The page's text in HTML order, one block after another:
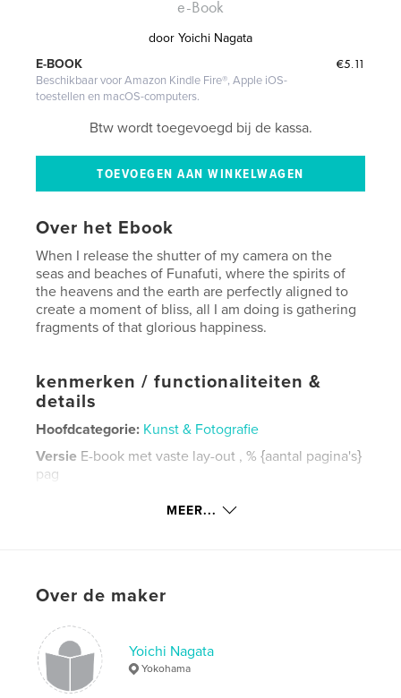
e-Book
door Yoichi Nagata
€5.11
E-BOOK
Beschikbaar voor Amazon Kindle Fire®, Apple iOS-
toestellen en macOS-computers.
Btw wordt toegevoegd bij de kassa.
Over het Ebook
When I release the shutter of my camera on the
seas and beaches of Funafuti, where the spirits of
the heavens and the earth are perfectly aligned to
create a moment of bliss, all I am doing is gathering
fragments of that glorious happiness.
kenmerken / functionaliteiten &
details
Hoofdcategorie: Kunst & Fotografie
Versie E-book met vaste lay-out , % {aantal pagina's}
pag
apr 17, 2022
MEER...
Over de maker
Yoichi Nagata
Yokohama